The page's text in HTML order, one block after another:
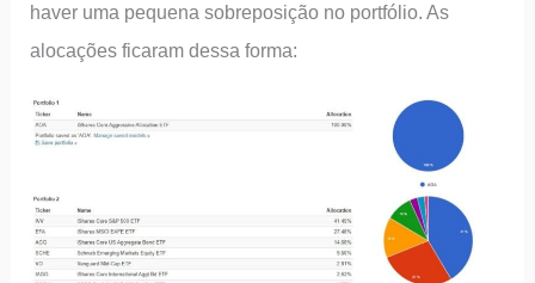
haver uma pequena sobreposição no portfólio. As
alocações ficaram dessa forma: